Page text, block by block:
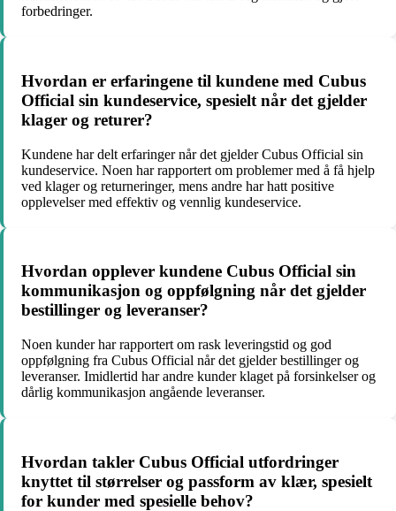
forbedringer.
Hvordan er erfaringene til kundene med Cubus
Official sin kundeservice, spesielt når det gjelder
klager og returer?
Kundene har delt erfaringer når det gjelder Cubus Official sin
kundeservice. Noen har rapportert om problemer med å få hjelp
ved klager og returneringer, mens andre har hatt positive
opplevelser med effektiv og vennlig kundeservice.
Hvordan opplever kundene Cubus Official sin
kommunikasjon og oppfølgning når det gjelder
bestillinger og leveranser?
Noen kunder har rapportert om rask leveringstid og god
oppfølgning fra Cubus Official når det gjelder bestillinger og
leveranser. Imidlertid har andre kunder klaget på forsinkelser og
dårlig kommunikasjon angående leveranser.
Hvordan takler Cubus Official utfordringer
knyttet til størrelser og passform av klær, spesielt
for kunder med spesielle behov?